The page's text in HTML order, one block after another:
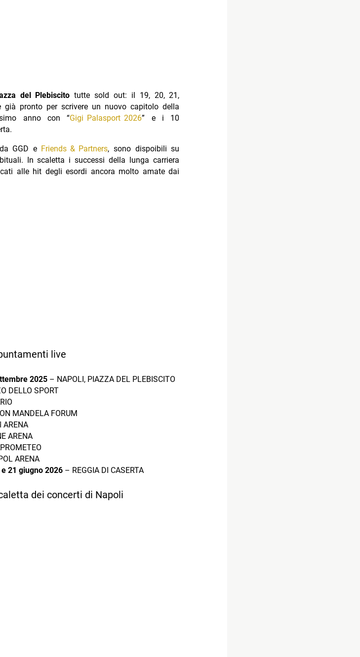
del Plebiscito tutte sold out: il 19, 20, 21,
pronto per scrivere un nuovo capitolo della
anno con “Gigi Palasport 2026” e i 10
GGD e Friends & Partners, sono dispoibili su
In scaletta i successi della lunga carriera
alle hit degli esordi ancora molto amate dai
live
2025 – NAPOLI, PIAZZA DEL PLEBISCITO
DELLO SPORT
MANDELA FORUM
ARENA
ARENA
ARENA
21 giugno 2026– REGGIA DI CASERTA
dei concerti di Napoli